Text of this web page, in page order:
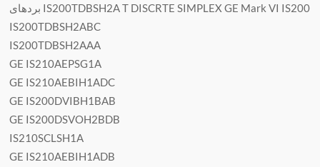
بردهای IS200TDBSH2A T DISCRTE SIMPLEX GE Mark VI IS200
IS200TDBSH2ABC
IS200TDBSH2AAA
GE IS210AEPSG1A
GE IS210AEBIH1ADC
GE IS200DVIBH1BAB
GE IS200DSVOH2BDB
IS210SCLSH1A
GE IS210AEBIH1ADB